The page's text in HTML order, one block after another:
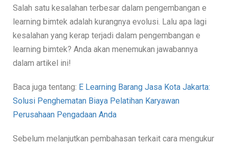
Salah satu kesalahan terbesar dalam pengembangan e
learning bimtek adalah kurangnya evolusi. Lalu apa lagi
kesalahan yang kerap terjadi dalam pengembangan e
learning bimtek? Anda akan menemukan jawabannya
dalam artikel ini!
Baca juga tentang: E Learning Barang Jasa Kota Jakarta:
Solusi Penghematan Biaya Pelatihan Karyawan
Perusahaan Pengadaan Anda
Sebelum melanjutkan pembahasan terkait cara mengukur